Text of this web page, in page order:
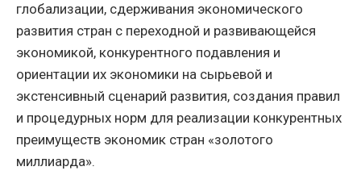
глобализации, сдерживания экономического
развития стран с переходной и развивающейся
экономикой, конкурентного подавления и
ориентации их экономики на сырьевой и
экстенсивный сценарий развития, создания правил
и процедурных норм для реализации конкурентных
преимуществ экономик стран «золотого
миллиарда».